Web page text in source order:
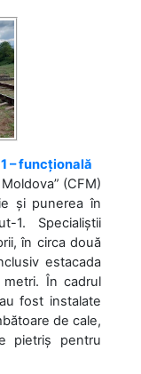
– funcțională
(CFM)
și punerea în
1. Specialiștii
în circa două
estacada
În cadrul
fost instalate
de cale,
pietriș pentru